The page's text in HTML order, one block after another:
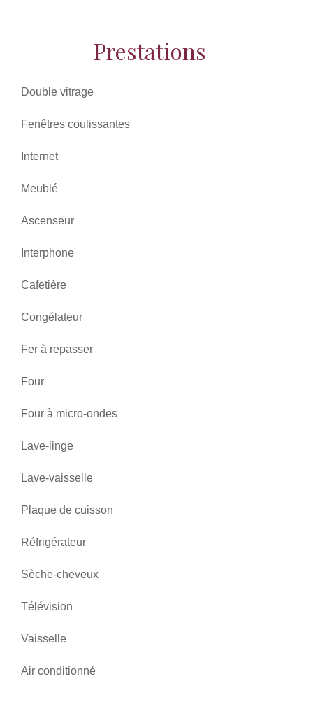
Prestations
Double vitrage
Fenêtres coulissantes
Internet
Meublé
Ascenseur
Interphone
Cafetière
Congélateur
Fer à repasser
Four
Four à micro-ondes
Lave-linge
Lave-vaisselle
Plaque de cuisson
Réfrigérateur
Sèche-cheveux
Télévision
Vaisselle
Air conditionné